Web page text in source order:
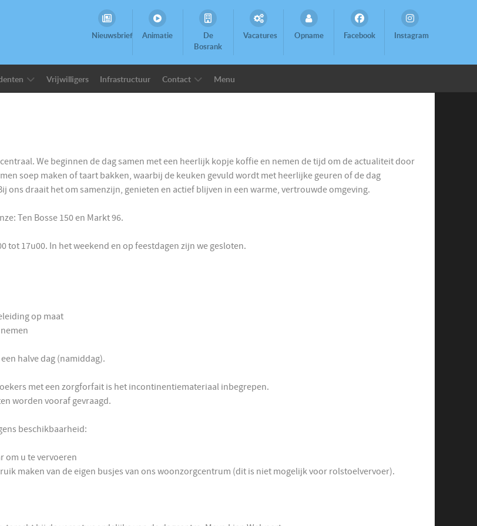
Nieuwsbrief Animatie
De
Bosrank
Vacatures Opname Facebook Instagram
Vrijwilligers Infrastructuur Contact Menu
We beginnen de dag samen met een heerlijk kopje koffie en nemen de tijd om de actualiteit door
soep maken of taart bakken, waarbij de keuken gevuld wordt met heerlijke geuren of de dag
ons draait het om samenzijn, genieten en actief blijven in een warme, vertrouwde omgeving.
Ten Bosse 150 en Markt 96.
tot 17u00. In het weekend en op feestdagen zijn we gesloten.
op maat
halve dag (namiddag).
Voor bezoekers met een zorgforfait is het incontinentiemateriaal inbegrepen.
worden vooraf gevraagd.
beschikbaarheid:
om u te vervoeren
maken van de eigen busjes van ons woonzorgcentrum (dit is niet mogelijk voor rolstoelvervoer).